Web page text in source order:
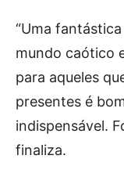
“Uma
mundo caótico
para aqueles
presentes é
indispensável.
finaliza.